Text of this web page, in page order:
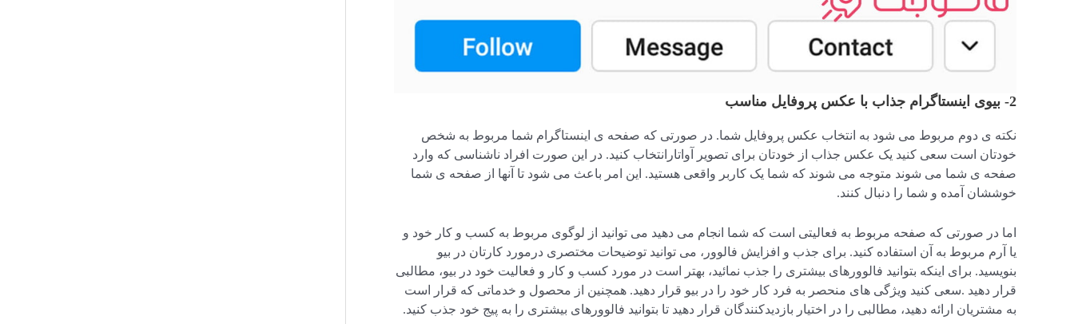
2- بیوی اینستاگرام جذاب با عکس پروفایل مناسب
نکته ی دوم مربوط می شود به انتخاب عکس پروفایل شما. در صورتی که صفحه ی اینستاگرام شما مربوط به شخص
خودتان است سعی کنید یک عکس جذاب از خودتان برای تصویر آواتارانتخاب کنید. در این صورت افراد ناشناسی که وارد
صفحه ی شما می شوند متوجه می شوند که شما یک کاربر واقعی هستید. این امر باعث می شود تا آنها از صفحه ی شما
خوششان آمده و شما را دنبال کنند.
اما در صورتی که صفحه مربوط به فعالیتی است که شما انجام می دهید می توانید از لوگوی مربوط به کسب و کار خود و
یا آرم مربوط به آن استفاده کنید. برای جذب و افزایش فالوور، می توانید توضیحات مختصری درمورد کارتان در بیو
بنویسید. برای اینکه بتوانید فالوورهای بیشتری را جذب نمائید، بهتر است در مورد کسب و کار و فعالیت خود در بیو، مطالبی
قرار دهید .سعی کنید ویژگی های منحصر به فرد کار خود را در بیو قرار دهید. همچنین از محصول و خدماتی که قرار است
به مشتریان ارائه دهید، مطالبی را در اختیار بازدیدکنندگان قرار دهید تا بتوانید فالوورهای بیشتری را به پیج خود جذب کنید.